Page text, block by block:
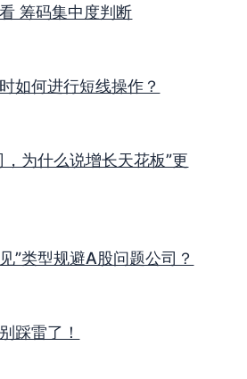
筹码集中度判断
如何进行短线操作？
为什么说增长天花板”更
”类型规避A股问题公司？
踩雷了！